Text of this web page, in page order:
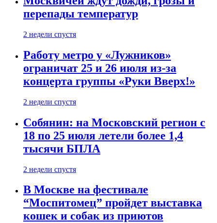
перепады температур
2 недели спустя
Работу метро у «Лужников»
ограничат 25 и 26 июля из-за
концерта группы «Руки Вверх!»
2 недели спустя
Собянин: на Московский регион с
18 по 25 июля летели более 1,4
тысячи БПЛА
2 недели спустя
В Москве на фестивале
“Моспитомец” пройдет выставка
кошек и собак из приютов